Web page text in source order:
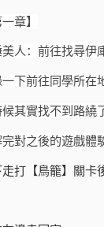
章】
人：前往找尋伊
下前往同學所在
其實找不到路繞
對之後的遊戲體
打【鳥籠】關卡